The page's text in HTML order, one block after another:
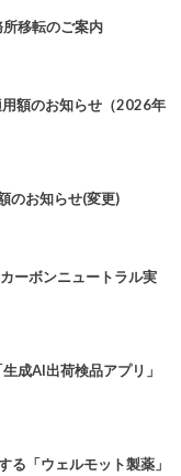
移転のご案内
額のお知らせ（2026年
のお知らせ(変更)
ーボンニュートラル実
成AI出荷検品アプリ」
る「ウェルモット製薬」